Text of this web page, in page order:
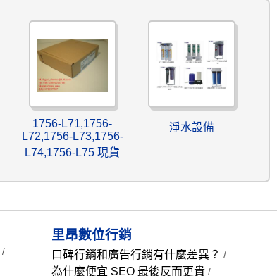
1756-L71,1756-
L72,1756-L73,1756-
L74,1756-L75 現貨
淨水設備
/
里昂數位行銷
口碑行銷和廣告行銷有什麼差異？ /
為什麼便宜 SEO 最後反而更貴 /